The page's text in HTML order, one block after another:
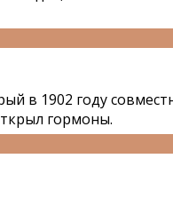
в 1902 году
гормоны.